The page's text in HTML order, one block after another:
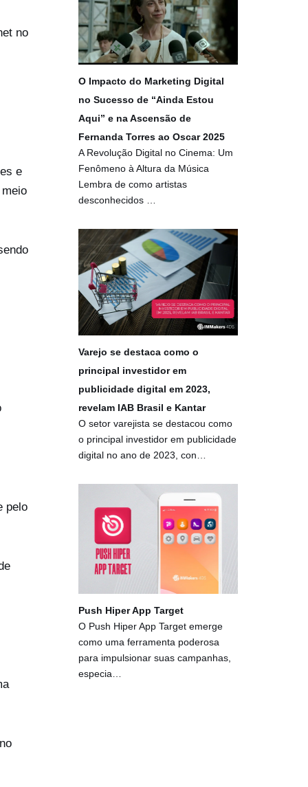
no
e
pelo
O Impacto do Marketing Digital
no Sucesso de “Ainda Estou
Aqui” e na Ascensão de
Fernanda Torres ao Oscar 2025
A Revolução Digital no Cinema: Um
Fenômeno à Altura da Música
Lembra de como artistas
desconhecidos …
Varejo se destaca como o
principal investidor em
publicidade digital em 2023,
revelam IAB Brasil e Kantar
O setor varejista se destacou como
o principal investidor em publicidade
digital no ano de 2023, con…
Push Hiper App Target
O Push Hiper App Target emerge
como uma ferramenta poderosa
para impulsionar suas campanhas,
especia…